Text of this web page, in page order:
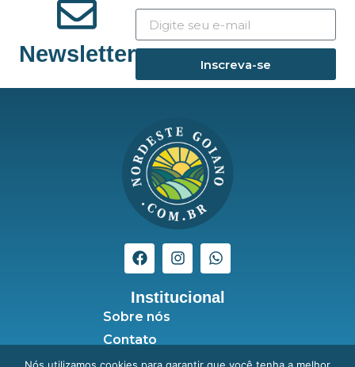
Newsletter Inscreva-se
Institucional
Sobre nós
Contato
Seja anunciante